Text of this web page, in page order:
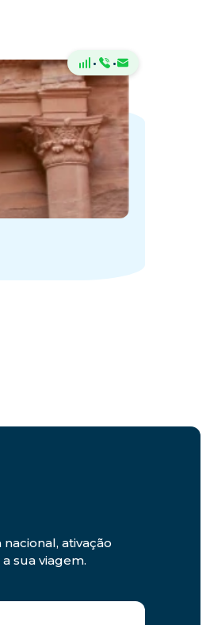
· ·
ativação
sua viagem.